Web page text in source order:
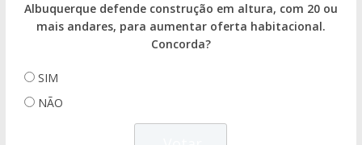
Albuquerque defende construção em altura, com 20 ou
mais andares, para aumentar oferta habitacional.
Concorda?
SIM
NÃO